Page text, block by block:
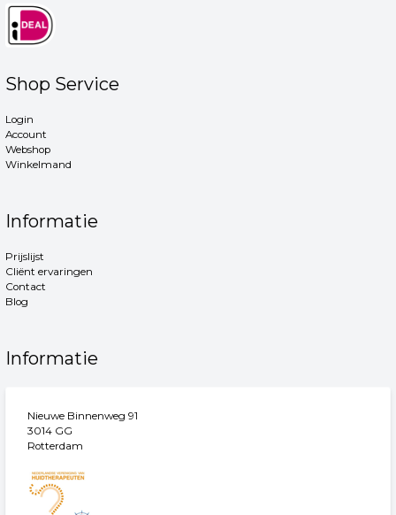
Shop Service
Login
Account
Webshop
Winkelmand
Informatie
Prijslijst
Cliënt ervaringen
Contact
Blog
Informatie
Nieuwe Binnenweg 91
3014 GG
Rotterdam